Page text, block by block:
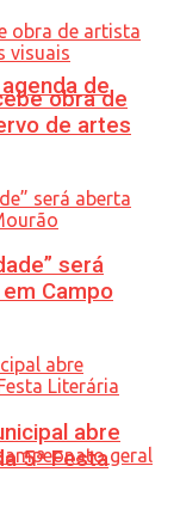
de
obra de
de artes
será
Campo
abre
5ª Festa